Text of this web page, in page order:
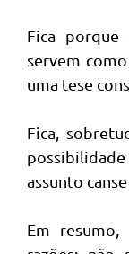
Fica
servem
uma tese
Fica,
assunto
Em